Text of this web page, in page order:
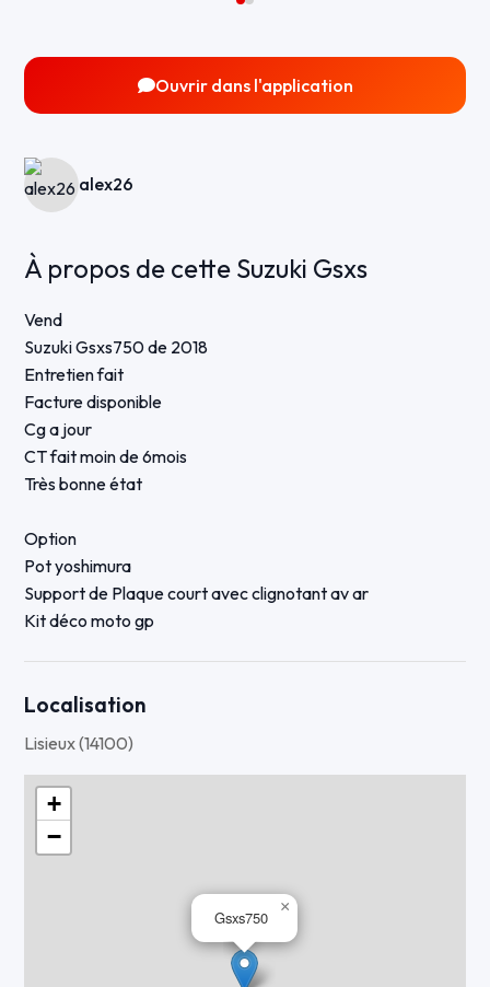
Ouvrir dans l'application
alex26
À propos de cette Suzuki Gsxs
Vend
Suzuki Gsxs750 de 2018
Entretien fait
Facture disponible
Cg a jour
CT fait moin de 6mois
Très bonne état
Option
Pot yoshimura
Support de Plaque court avec clignotant av ar
Kit déco moto gp
Localisation
Lisieux (14100)
Gsxs750
×
+
−